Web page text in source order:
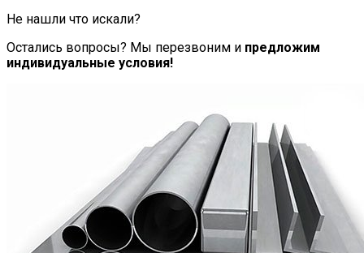
Не нашли что искали?
Остались вопросы? Мы перезвоним и предложим
индивидуальные условия!